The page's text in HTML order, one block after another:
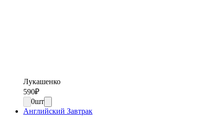
Лукашенко
590₽
0шт
Английский Завтрак